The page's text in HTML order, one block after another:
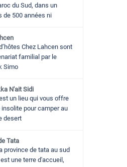
du Sud, dans un
de 500 années ni
Chez Lahcen sont
familial par le
Simo
N'ait Sidi
un lieu qui vous offre
pour camper au
desert
Tata
province de tata au sud
une terre d'accueil,